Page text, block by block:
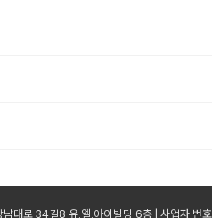
남대로 34길8 유.엘.아이빌딩 6층 | 사업